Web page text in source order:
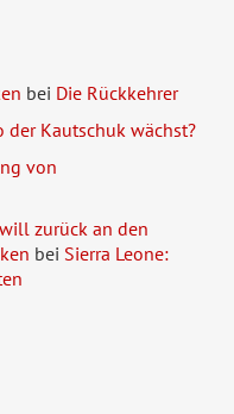
bei Die Rückkehrer
der Kautschuk wächst?
von
zurück an den
bei Sierra Leone: